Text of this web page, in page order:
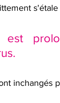
est
inchangés